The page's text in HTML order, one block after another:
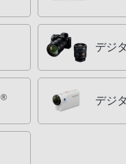
デジ
® デジ